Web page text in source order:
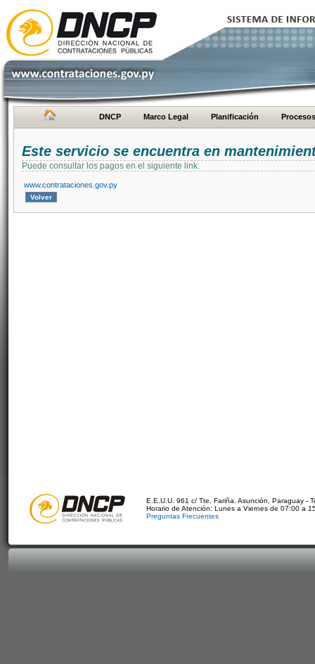
DNCP Marco Legal Planificación Procesos
Este servicio se encuentra en
Puede consultar los pagos en el siguiente link.
www.contrataciones.gov.py
E.E.U.U. 961 c/ Tte. Fariña. Asunción, Paraguay -
Horario de Atención: Lunes a Viernes de 07:00 a
Preguntas Frecuentes